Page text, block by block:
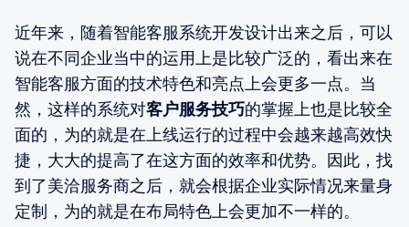
近年来，随着智能客服系统开发设计出来之后，可以
说在不同企业当中的运用上是比较广泛的，看出来在
智能客服方面的技术特色和亮点上会更多一点。当
然，这样的系统对客户服务技巧的掌握上也是比较全
面的，为的就是在上线运行的过程中会越来越高效快
捷，大大的提高了在这方面的效率和优势。因此，找
到了美洽服务商之后，就会根据企业实际情况来量身
定制，为的就是在布局特色上会更加不一样的。